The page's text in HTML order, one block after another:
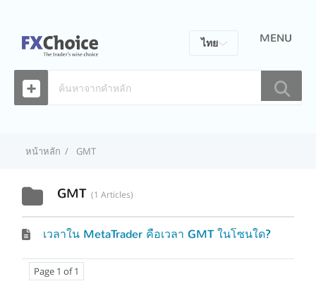
MENU
หน้าหลัก GMT
GMT 1 Articles
เวลาใน MetaTrader คือเวลา GMT ในโซนใด?
Page 1 of 1
ไทย